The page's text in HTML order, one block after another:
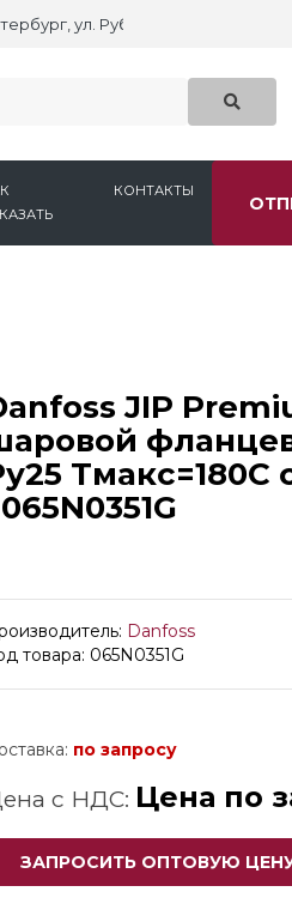
ул. Рубежная, д.6
КОНТАКТЫ
JIP
Тмакс=180С
Danfoss
товара: 065N0351G
по запросу
с НДС: Цена по
ЗАПРОСИТЬ ОПТОВУЮ